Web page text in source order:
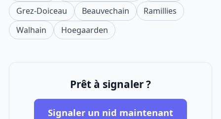
Grez-Doiceau
Beauvechain
Ramillies
Walhain
Hoegaarden
Prêt à signaler ?
Signaler un nid maintenant